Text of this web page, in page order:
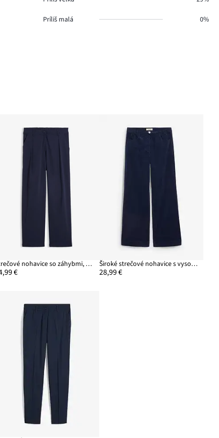
Príliš malá 0%
Strečové nohavice so záhybmi, z bengalínu
€
Široké strečové nohavice s vysokým pásom, kordové
28,99 €